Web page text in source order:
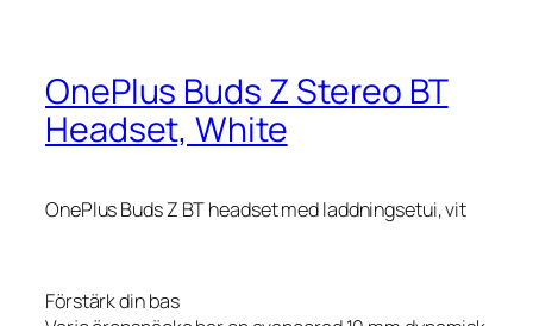
OnePlus Buds Z Stereo BT
Headset, White
OnePlus Buds Z BT headset med laddningsetui, vit
Förstärk din bas